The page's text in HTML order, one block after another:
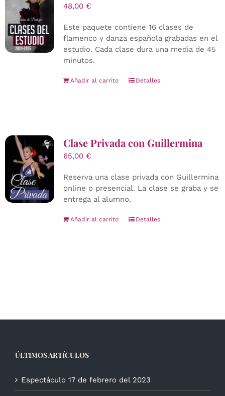
48,00 €
Este paquete contiene 16 clases de
flamenco y danza española grabadas en el
estudio. Cada clase dura una media de 45
minutos.
Añadir al carrito Detalles
Clase Privada con Guillermina
65,00 €
Reserva una clase privada con Guillermina
online o presencial. La clase se graba y se
entrega al alumno.
Añadir al carrito Detalles
ÚLTIMOS ARTÍCULOS
Espectáculo 17 de febrero del 2023